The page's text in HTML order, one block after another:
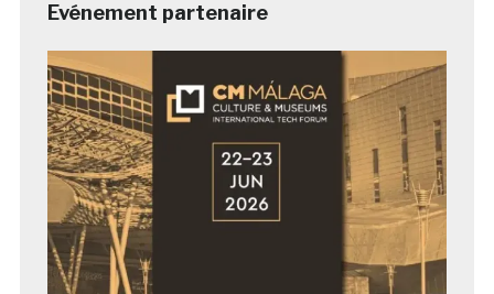
Evénement partenaire